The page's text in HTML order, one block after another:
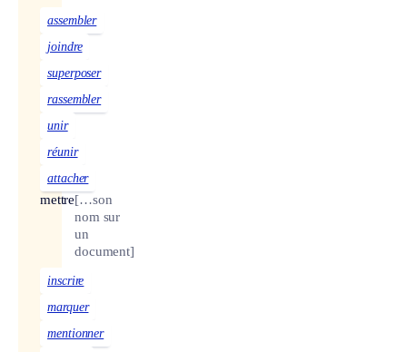
assembler
joindre
superposer
rassembler
unir
réunir
attacher
mettre[…son
nom sur
un
document]
inscrire
marquer
mentionner